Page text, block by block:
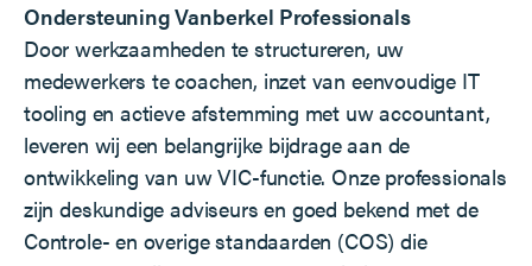
Ondersteuning Vanberkel Professionals
Door werkzaamheden te structureren, uw
medewerkers te coachen, inzet van eenvoudige IT
tooling en actieve afstemming met uw accountant,
leveren wij een belangrijke bijdrage aan de
ontwikkeling van uw VIC-functie. Onze professionals
zijn deskundige adviseurs en goed bekend met de
Controle- en overige standaarden (COS) die